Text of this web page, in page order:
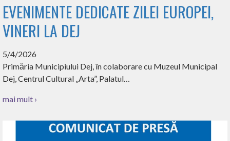
EVENIMENTE DEDICATE ZILEI EUROPEI,
VINERI LA DEJ
5/4/2026
Primăria Municipiului Dej, în colaborare cu Muzeul Municipal
Dej, Centrul Cultural „Arta”, Palatul…
mai mult ›